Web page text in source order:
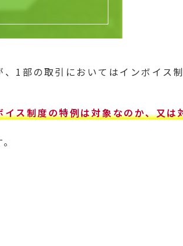
1部の取引においてはインボイス
ス制度の特例は対象なのか、又は